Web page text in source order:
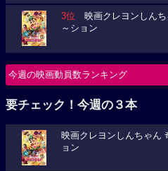
3位 映画クレヨンしんち
～ション
今週の映画動員数ランキング
要チェック！今週の３本
映画クレヨンしんちゃん
ョン